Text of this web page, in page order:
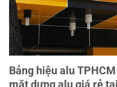
Bảng hiệu alu
mặt dựng alu giá rẻ